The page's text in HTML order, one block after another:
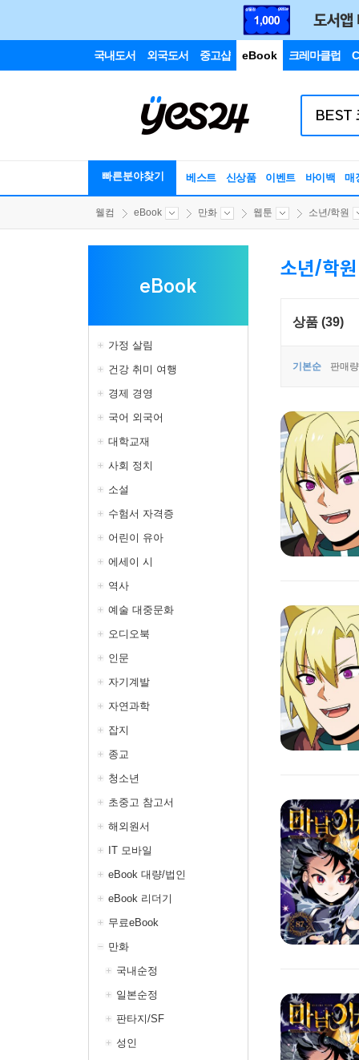
국내도서 외국도서 중고샵 eBook 크레마클럽
빠른분야찾기 베스트 신상품 이벤트 바이백 매
웰컴 eBook 만화 웹툰 소년/학원
eBook
가정 살림
건강 취미 여행
경제 경영
국어 외국어
대학교재
사회 정치
소설
수험서 자격증
어린이 유아
에세이 시
역사
예술 대중문화
오디오북
인문
자기계발
자연과학
잡지
종교
청소년
초중고 참고서
해외원서
IT 모바일
eBook 대량/법인
eBook 리더기
무료eBook
만화
국내순정
일본순정
판타지/SF
성인
소년/학원
상품 (39)
기본순 판매